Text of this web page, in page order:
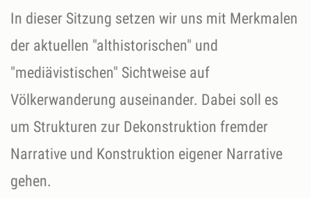
In dieser Sitzung setzen wir uns mit Merkmalen
der aktuellen "althistorischen" und
"mediävistischen" Sichtweise auf
Völkerwanderung auseinander. Dabei soll es
um Strukturen zur Dekonstruktion fremder
Narrative und Konstruktion eigener Narrative
gehen.